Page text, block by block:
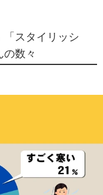
「スタイリッシ
数々